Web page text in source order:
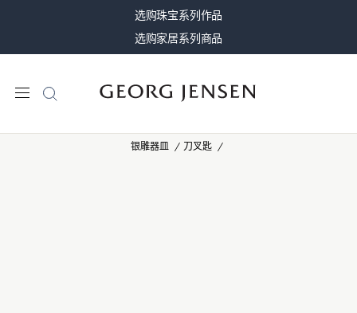
选购珠宝系列作品
选购家居系列商品
银雕器皿 刀叉匙